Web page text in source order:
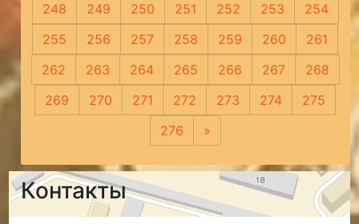
248
249 250 251 252 253
254
255
256 257 258 259 260
261
262
263 264 265 266 267
268
269
270 271 272 273 274
275
276
»
Контакты